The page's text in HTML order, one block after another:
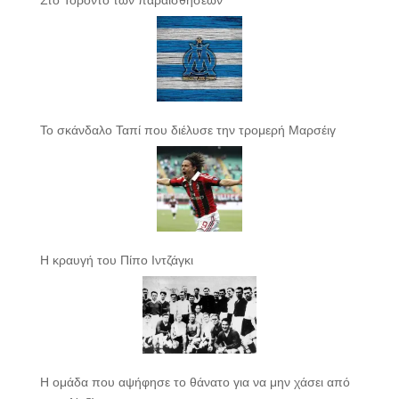
Το σκάνδαλο Ταπί που διέλυσε την τρομερή Μαρσέιγ
Η κραυγή του Πίπο Ιντζάγκι
Η ομάδα που αψήφησε το θάνατο για να μην χάσει από